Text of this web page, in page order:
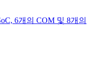
6개의 COM 및 8개의